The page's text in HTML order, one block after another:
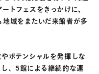
トフェスをきっかけに、
域をまたいだ来館者が多
ポテンシャルを発揮しな
、5館による継続的な連